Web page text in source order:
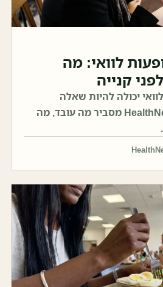
לוואי: מה
קנייה
יכולה להיות שאלה
מבלבלת. מדריך HealthNews מסביר מה עובד, מה